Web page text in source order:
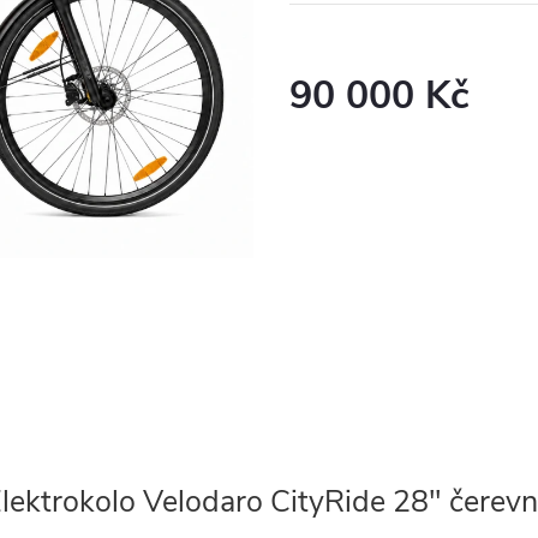
90 000 Kč
Velodaro CityRide 28"